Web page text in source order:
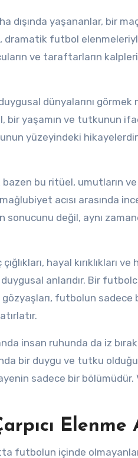
dışında yaşananlar, bir
dramatik futbol
ve taraftarların
dünyalarını görmek
bir yaşamın ve tutkunun
yüzeyindeki
bu ritüel, umutların
acısı arasında
sonucunu değil, aynı
hayal kırıklıkları
anlarıdır. Bir
futbolun sadece
insan ruhunda da iz
bir duygu ve tutku
sadece bir bölümüdür.
Elenme
futbolun içinde